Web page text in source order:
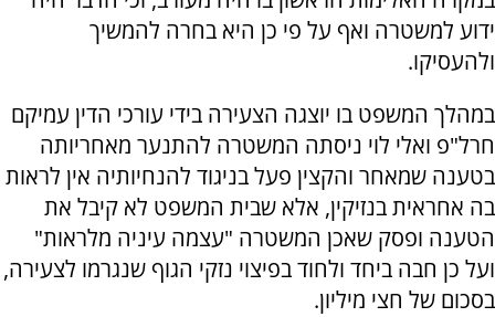
ידוע למשטרה ואף על פי כן היא בחרה להמשיך
ולהעסיקו.
במהלך המשפט בו יוצגה הצעירה בידי עורכי הדין עמיקם
חרל"פ ואלי לוי ניסתה המשטרה להתנער מאחריותה
בטענה שמאחר והקצין פעל בניגוד להנחיותיה אין לראות
בה אחראית בנזיקין, אלא שבית המשפט לא קיבל את
הטענה ופסק שאכן המשטרה "עצמה עיניה מלראות"
ועל כן חבה ביחד ולחוד בפיצוי נזקי הגוף שנגרמו לצעירה,
בסכום של חצי מיליון.